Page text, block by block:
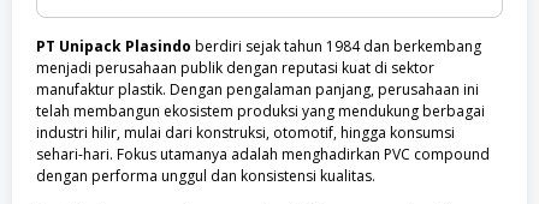
PT Unipack Plasindo berdiri sejak tahun 1984 dan berkembang
menjadi perusahaan publik dengan reputasi kuat di sektor
manufaktur plastik. Dengan pengalaman panjang, perusahaan ini
telah membangun ekosistem produksi yang mendukung berbagai
industri hilir, mulai dari konstruksi, otomotif, hingga konsumsi
sehari-hari. Fokus utamanya adalah menghadirkan PVC compound
dengan performa unggul dan konsistensi kualitas.